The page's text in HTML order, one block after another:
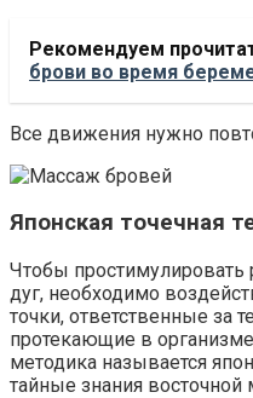
Рекомендуем
брови во время
Все движения нужно
Японская точечная
Чтобы
дуг, необходимо
точки, ответственные за
протекающие в
методика называется
тайные знания